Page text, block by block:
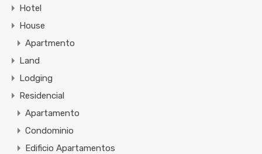
Hotel
House
Apartmento
Land
Lodging
Residencial
Apartamento
Condominio
Edificio Apartamentos